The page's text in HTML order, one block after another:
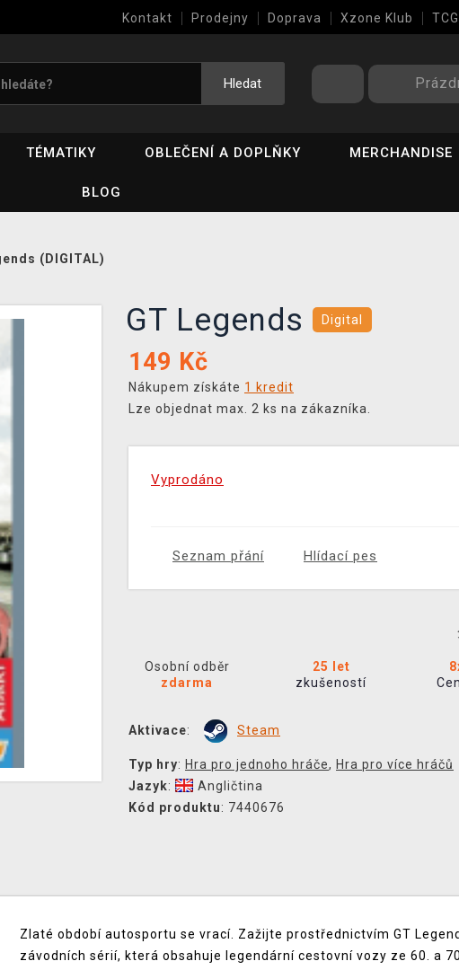
Kontakt Prodejny Doprava Xzone Klub
Hledat
TÉMATIKY OBLEČENÍ A DOPLŇKY MERCHANDISE
BLOG
(DIGITAL)
GT Legends Digital
149 Kč
Nákupem získáte 1 kredit
Lze objednat max. 2 ks na zákazníka.
Vyprodáno
Seznam přání Hlídací pes
Osobní odběr
zdarma
25 let
zkušeností
Aktivace: Steam
Typ hry: Hra pro jednoho hráče, Hra pro více hráčů
Jazyk:
Angličtina
Kód produktu: 7440676
Zlaté období autosportu se vrací. Zažijte prostřednictvím GT
závodních sérií, která obsahuje legendární cestovní vozy ze 60. a